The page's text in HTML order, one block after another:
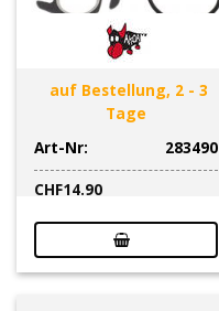
auf Bestellung, 2 - 3
Tage
Art-Nr:
283490
CHF14.90